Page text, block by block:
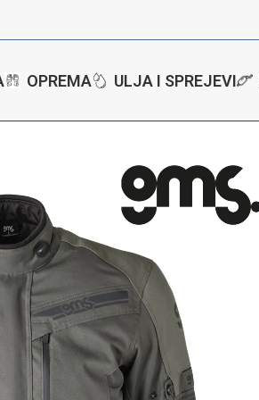
OPREMA ULJA I SPREJEVI